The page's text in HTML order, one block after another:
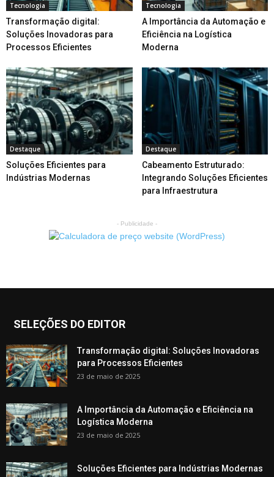
Tecnologia
Transformação digital:
Soluções Inovadoras para
Processos Eficientes
Tecnologia
A Importância da Automação e
Eficiência na Logística
Moderna
Destaque
Soluções Eficientes para
Indústrias Modernas
Destaque
Cabeamento Estruturado:
Integrando Soluções Eficientes
para Infraestrutura
- Publicidade -
SELEÇÕES DO EDITOR
Transformação digital: Soluções Inovadoras
para Processos Eficientes
23 de maio de 2025
A Importância da Automação e Eficiência na
Logística Moderna
23 de maio de 2025
Soluções Eficientes para Indústrias Modernas